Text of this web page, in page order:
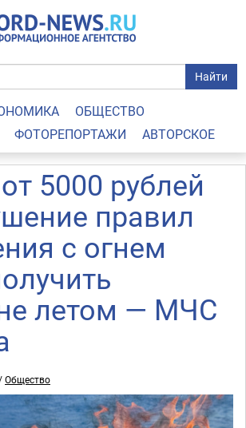
Найти
ОБЩЕСТВО
ФОТОРЕПОРТАЖИ АВТОРСКОЕ
5000 рублей
правил
с огнем
летом — МЧС
/Общество